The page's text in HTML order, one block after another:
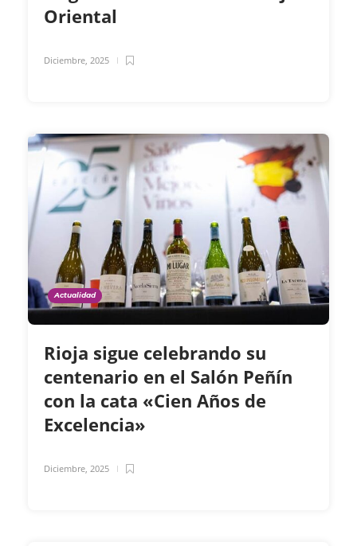
Oriental
Diciembre, 2025
Actualidad
Rioja sigue celebrando su
centenario en el Salón Peñín
con la cata «Cien Años de
Excelencia»
Diciembre, 2025